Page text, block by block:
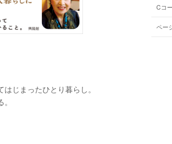
Cコ
ペー
じまったひとり暮らし。